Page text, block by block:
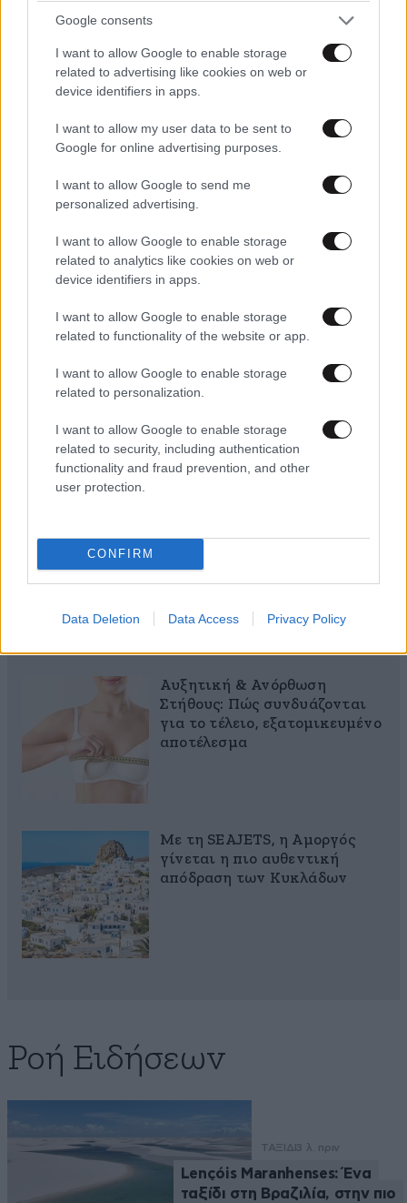
Google consents
I want to allow Google to enable storage
related to advertising like cookies on web or
device identifiers in apps.
I want to allow my user data to be sent to
Google for online advertising purposes.
I want to allow Google to send me
personalized advertising.
I want to allow Google to enable storage
related to analytics like cookies on web or
device identifiers in apps.
I want to allow Google to enable storage
related to functionality of the website or app.
I want to allow Google to enable storage
related to personalization.
I want to allow Google to enable storage
related to security, including authentication
functionality and fraud prevention, and other
user protection.
CONFIRM
Data Deletion Data Access Privacy Policy
Λογοθεραπεία; Οδηγός
σπουδών και επαγγελματικών
προοπτικών
αποτοξίνωση & την ορμονική
ισορροπία
θα σου πω ποιες εμπειρίες θα
σου έκανα δώρο!
Αυξητική & Ανόρθωση
Στήθους: Πώς συνδυάζονται
για το τέλειο, εξατομικευμένο
αποτέλεσμα
Με τη SEAJETS, η Αμοργός
γίνεται η πιο αυθεντική
απόδραση των Κυκλάδων
Ροή Ειδήσεων
ΤΑΞΙΔΙ3 λ. πριν
Lençóis Maranhenses: Ένα
ταξίδι στη Βραζιλία, στην πιο